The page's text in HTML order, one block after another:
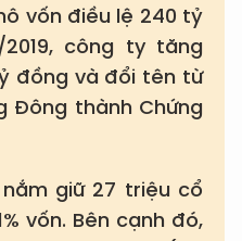
vốn điều lệ 240 tỷ
công ty tăng
đồng và đổi tên từ
Đông thành Chứng
nắm giữ 27 triệu cổ
vốn. Bên cạnh đó,